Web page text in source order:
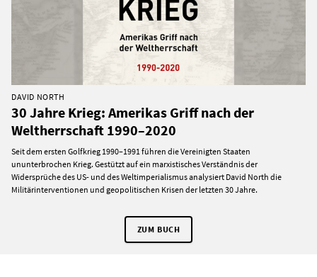
DAVID NORTH
30 Jahre Krieg: Amerikas Griff nach der
Weltherrschaft 1990–2020
Seit dem ersten Golfkrieg 1990–1991 führen die Vereinigten Staaten
ununterbrochen Krieg. Gestützt auf ein marxistisches Verständnis der
Widersprüche des US- und des Weltimperialismus analysiert David North die
Militärinterventionen und geopolitischen Krisen der letzten 30 Jahre.
ZUM BUCH